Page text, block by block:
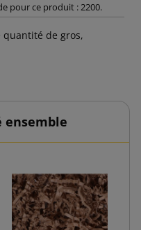
pour ce produit : 2200.
quantité de gros,
ensemble